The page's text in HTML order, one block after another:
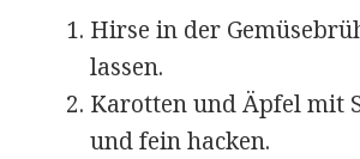
Hirse in der
lassen.
Karotten und Äpfel mit
und fein hacken.